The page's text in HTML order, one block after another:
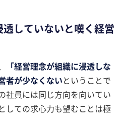
していないと嘆く経営
「経営理念が組織に浸透しな
者が少なくないということで
社員には同じ方向を向いてい
しての求心力も望むことは極